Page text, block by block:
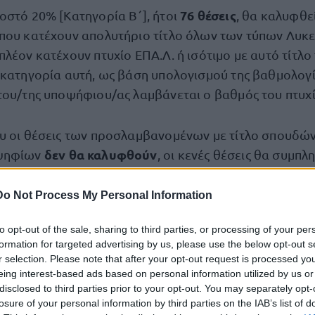
Not Process My Personal Information
opt-out of the sale, sharing to third parties, or processing of your
for targeted advertising by us, please use the below opt-out
selection. Please note that after your opt-out request is processed
interest-based ads based on personal information utilized by us
to third parties prior to your opt-out. You may separately
of your personal information by third parties on the IAB’s list of
20% [Κατηγορία Β΄], ήτοι 76 θέσεις , θα
κατέχουν απολυτήριο τίτλο όλων των τύπων
κατέχουν πτυχίο ΕΠΑ.Λ. ή ισότιμο με αυτό
αυτή, ως βάση υπολογισμού της
της υποψήφιου/ας λαμβάνεται ο βαθμός του
οι θέσεις των προσλαμβανομένων με τίτλο
δεν θα καλυφθούν , οι κενές θέσεις θα
άλλης κατηγορίας. Οι υποψήφιοι/ες δικαιούνται
μόνο για μια κατηγορία (Α΄-80% ή Β΄-20%). Σε
χρονικά υποβληθείσας αίτησης συνεπάγεται
αίτησης.